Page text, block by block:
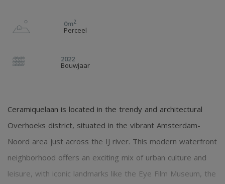
0m2
Perceel
2022
Bouwjaar
Ceramiquelaan is located in the trendy and architectural
Overhoeks district, situated in the vibrant Amsterdam-
Noord area just across the IJ river. This modern waterfront
neighborhood offers an exciting mix of urban culture and
leisure, with iconic landmarks like the Eye Film Museum, the